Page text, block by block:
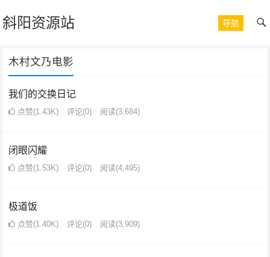
斜阳资源站 导航
木村文乃电影
我们的交换日记
点赞(1.43K) 评论(0) 阅读(3,684)
闭眼闪耀
点赞(1.53K) 评论(0) 阅读(4,495)
极道饭
点赞(1.40K) 评论(0) 阅读(3,909)